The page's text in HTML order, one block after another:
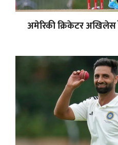
अमेरिकी क्रिकेटर अखिलेस